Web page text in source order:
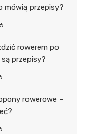
mówią przepisy?
rowerem po
przepisy?
rowerowe –